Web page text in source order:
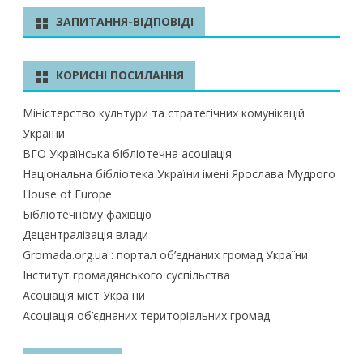
к
ЗАПИТАННЯ-ВІДПОВІДІ
КОРИСНІ ПОСИЛАННЯ
Міністерство культури та стратегічних комунікацій
України
ВГО Українська бібліотечна асоціація
Національна бібліотека України імені Ярослава Мудрого
House of Europe
Бібліотечному фахівцю
Децентралізація влади
Gromada.org.ua : портал об’єднаних громад України
Інститут громадянського суспільства
Асоціація міст України
Асоціація об’єднаних територіальних громад